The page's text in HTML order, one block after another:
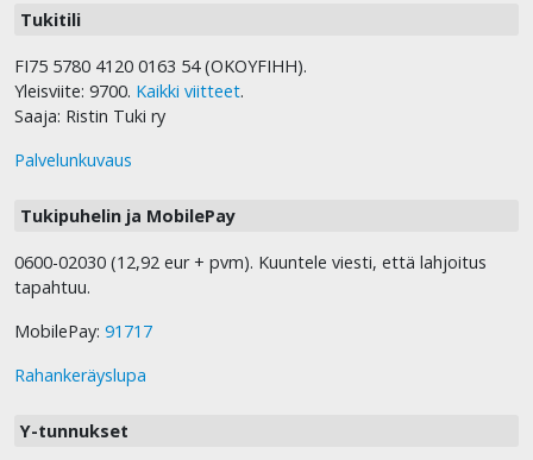
Tukitili
FI75 5780 4120 0163 54 (OKOYFIHH).
Yleisviite: 9700. Kaikki viitteet.
Saaja: Ristin Tuki ry
Palvelunkuvaus
Tukipuhelin ja MobilePay
0600-02030 (12,92 eur + pvm). Kuuntele viesti, että lahjoitus
tapahtuu.
MobilePay: 91717
Rahankeräyslupa
Y-tunnukset